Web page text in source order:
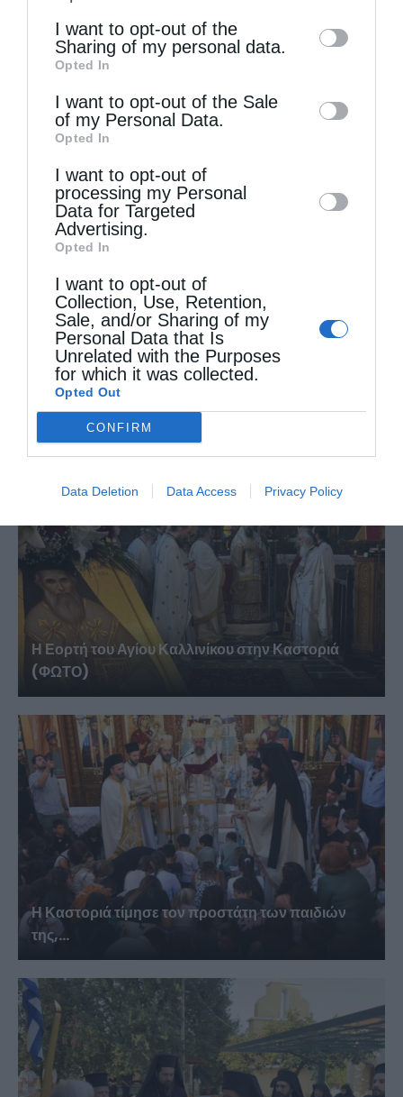
information by third parties on the IAB’s list
of downstream participants. This
information may also be disclosed by us to
third parties on theIAB’s List of
Downstream Participants
disclose it to other third parties.
I want to opt-out of the
Sharing of my personal data.
Opted In
I want to opt-out of the Sale
of my Personal Data.
Opted In
I want to opt-out of
processing my Personal
Data for Targeted
Advertising.
Opted In
I want to opt-out of
Collection, Use, Retention,
Sale, and/or Sharing of my
Personal Data that Is
Unrelated with the Purposes
for which it was collected.
Opted Out
CONFIRM
Data Deletion Data Access Privacy Policy
Ετήσιο Μνημόσυνο του Αοιδίμου Μητροπολίτου
Κορίνθου κυρού Διονυσίου...
Χειροθεσία Πνευματικού και Οικονόμου στις
Πινακάτες
Η Εορτή του Αγίου Καλλινίκου στην Καστοριά
(ΦΩΤΟ)
Η Καστοριά τίμησε τον προστάτη των παιδιών
της,...